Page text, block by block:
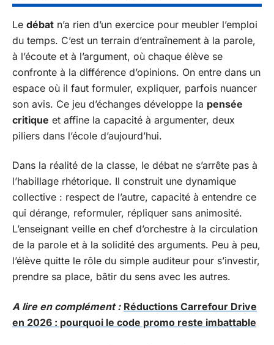
Le débat n’a rien d’un exercice pour meubler l’emploi
du temps. C’est un terrain d’entraînement à la parole,
à l’écoute et à l’argument, où chaque élève se
confronte à la différence d’opinions. On entre dans un
espace où il faut formuler, expliquer, parfois nuancer
son avis. Ce jeu d’échanges développe la pensée
critique et affine la capacité à argumenter, deux
piliers dans l’école d’aujourd’hui.
Dans la réalité de la classe, le débat ne s’arrête pas à
l’habillage rhétorique. Il construit une dynamique
collective : respect de l’autre, capacité à entendre ce
qui dérange, reformuler, répliquer sans animosité.
L’enseignant veille en chef d’orchestre à la circulation
de la parole et à la solidité des arguments. Peu à peu,
l’élève quitte le rôle du simple auditeur pour s’investir,
prendre sa place, bâtir du sens avec les autres.
A lire en complément : Réductions Carrefour Drive
en 2026 : pourquoi le code promo reste imbattable